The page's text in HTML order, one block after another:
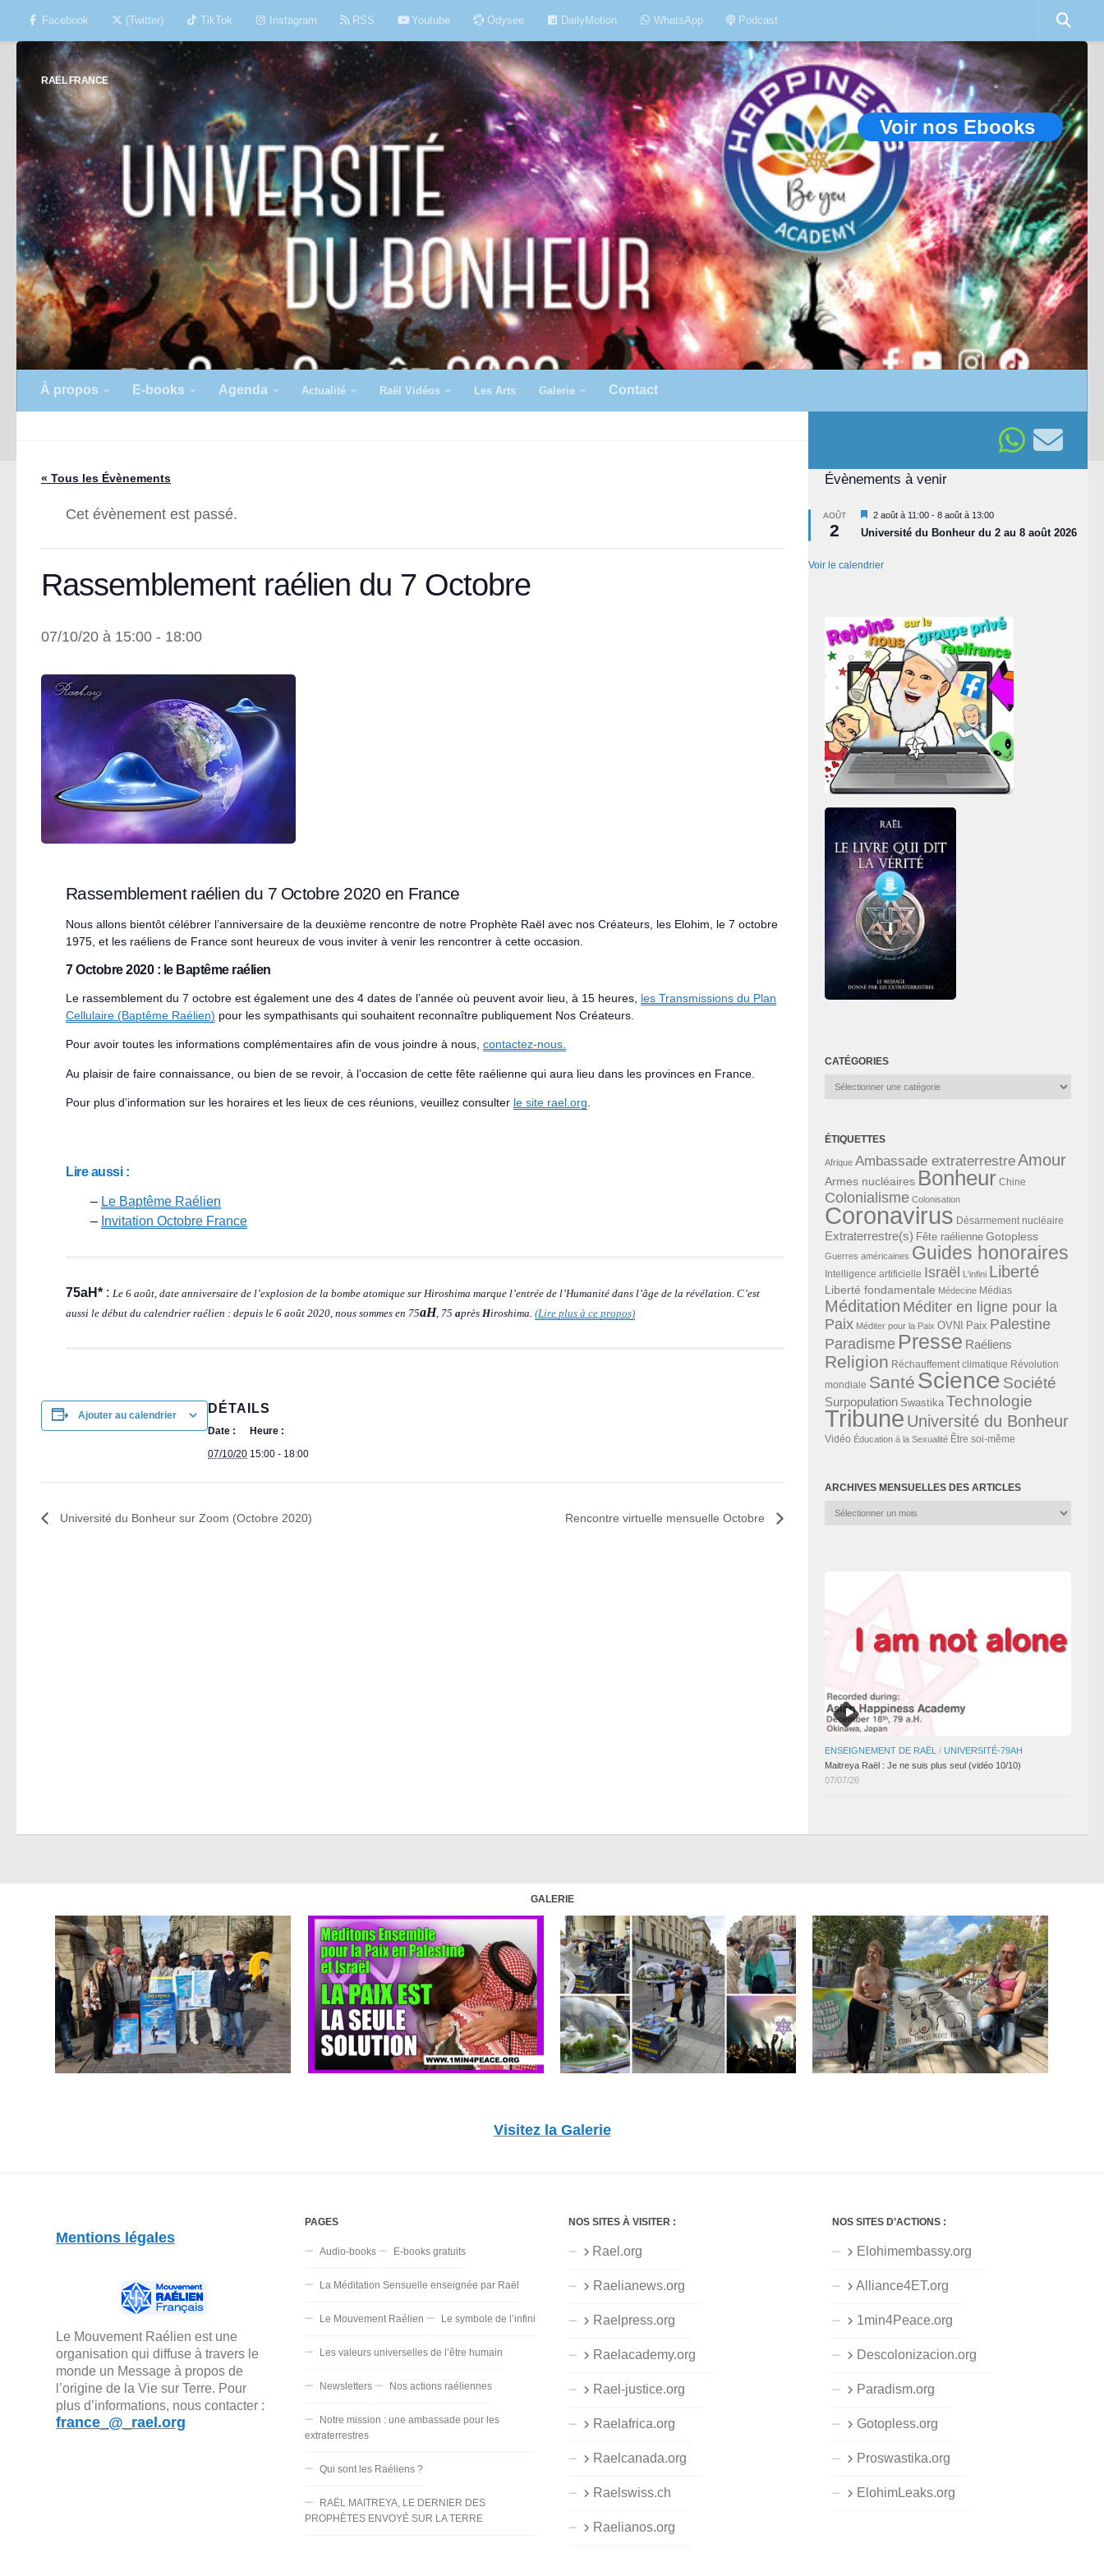
Skip to content
Facebook (Twitter) TikTok Instagram RSS Youtube Odysee DailyMotion WhatsApp Podcast
RAËL FRANCE
Voir nos Ebooks
À propos E-books Agenda Actualité Raël Vidéos Les Arts Galerie Contact
« Tous les Évènements
Cet évènement est passé.
Rassemblement raélien du 7 Octobre
07/10/20 à 15:00 - 18:00
Rassemblement raélien du 7 Octobre 2020 en France
Nous allons bientôt célébrer l’anniversaire de la deuxième rencontre de notre Prophète Raël avec nos Créateurs, les Elohim, le 7 octobre
1975, et les raéliens de France sont heureux de vous inviter à venir les rencontrer à cette occasion.
7 Octobre 2020 : le Baptême raélien
Le rassemblement du 7 octobre est également une des 4 dates de l’année où peuvent avoir lieu, à 15 heures, les Transmissions du Plan
Cellulaire (Baptême Raélien) pour les sympathisants qui souhaitent reconnaître publiquement Nos Créateurs.
Pour avoir toutes les informations complémentaires afin de vous joindre à nous, contactez-nous.
Au plaisir de faire connaissance, ou bien de se revoir, à l’occasion de cette fête raélienne qui aura lieu dans les provinces en France.
Pour plus d’information sur les horaires et les lieux de ces réunions, veuillez consulter le site rael.org
Lire aussi :
– Le Baptême Raélien
– Invitation Octobre France
75aH* : Le 6 août, date anniversaire de l’explosion de la bombe atomique sur Hiroshima marque l’entrée de l’Humanité dans l’âge de la révélation. C’est
aussi le début du calendrier raélien : depuis le 6 août 2020, nous sommes en 75aH, 75 après Hiroshima. (Lire plus à ce propos)
Ajouter au calendrier DÉTAILS
Date :
07/10/20
Heure :
15:00 - 18:00
Université du Bonheur sur Zoom (Octobre 2020) Rencontre virtuelle mensuelle Octobre
Évènements à venir
AOÛT
2
Mis
en
avant
2 août à 11:00 - 8 août à 13:00
Université du Bonheur du 2 au 8 août 2026
Voir le calendrier
CATÉGORIES
Catégories
ÉTIQUETTES
Afrique Ambassade extraterrestreAmour
Armes nucléaires Bonheur Chine
Colonialisme Colonisation
Coronavirus Désarmement nucléaire
Extraterrestre(s) Fête raélienne Gotopless
Guerres américaines Guides honoraires
Intelligence artificielle Israël L'infini Liberté
Liberté fondamentale Médecine Médias
Méditation Méditer en ligne pour la
Paix Méditer pour la Paix OVNI Paix Palestine
Paradisme Presse Raéliens
Religion Réchauffement climatique Révolution
mondiale Santé Science Société
Surpopulation Swastika Technologie
Tribune Université du Bonheur
Vidéo Éducation à la Sexualité Être soi-même
ARCHIVES MENSUELLES DES ARTICLES
Archives
ENSEIGNEMENT DE RAËL / UNIVERSITÉ-79AH
Maitreya Raël : Je ne suis plus seul (vidéo 10/10)
07/07/26
GALERIE
Visitez la Galerie
Mentions légales
Le Mouvement Raélien est une
organisation qui diffuse à travers le
monde un Message à propos de
l’origine de la Vie sur Terre. Pour
plus d’informations, nous contacter :
france_@_rael.org
PAGES
Audio-books E-books gratuits
La Méditation Sensuelle enseignée par Raël
Le Mouvement Raélien Le symbole de l’infini
Les valeurs universelles de l’être humain
Newsletters Nos actions raéliennes
Notre mission : une ambassade pour les
extraterrestres
Qui sont les Raéliens ?
RAËL MAITREYA, LE DERNIER DES
PROPHÈTES ENVOYÉ SUR LA TERRE
NOS SITES À VISITER :
Rael.org
Raelianews.org
Raelpress.org
Raelacademy.org
Rael-justice.org
Raelafrica.org
Raelcanada.org
Raelswiss.ch
Raelianos.org
NOS SITES D’ACTIONS :
Elohimembassy.org
Alliance4ET.org
1min4Peace.org
Descolonizacion.org
Paradism.org
Gotopless.org
Proswastika.org
ElohimLeaks.org